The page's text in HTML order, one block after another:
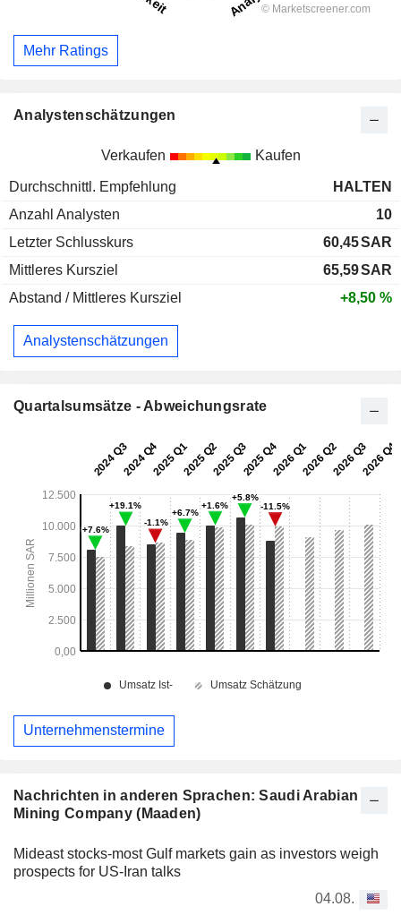
Nachrichten in anderen Sprachen: Saudi Arabian
Mining Company (Maaden)
Mideast stocks-most Gulf markets gain as investors weigh
prospects for US-Iran talks
04.08.
Mehr Ratings
Analystenschätzungen
Verkaufen Kaufen
Durchschnittl. Empfehlung
HALTEN
Anzahl Analysten
10
Letzter Schlusskurs
60,45SAR
Mittleres Kursziel
65,59SAR
Abstand / Mittleres Kursziel
+8,50 %
Analystenschätzungen
Quartalsumsätze - Abweichungsrate
Unternehmenstermine